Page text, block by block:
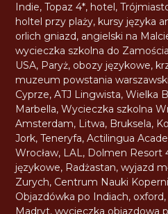
Indie,Topaz 4*, hotel ,
holtel przy plaży, kursy języka
orlich gniazd, angielski na
wycieczka szkolna do Zamościa
USA, Paryż, obozy językowe,
muzeum powstania
Cyprze,ATJ Lingwista,Wielka
Marbella,Wycieczka szkolna
Amsterdam, Litwa, Bruksela,
Jork,Teneryfa,Actilingua
Wrocław, LAL, Dolmen Resort
językowe, Radżastan,wyjazd
Zurych, Centrum Nauki
Objazdówka po Indiach, oxford,
Madryt,wycieczka objazdowa